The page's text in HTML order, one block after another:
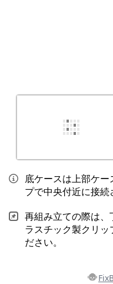
底ケースは上部ケ
プで中央付近に接続
再組み立ての際は
ラスチック製クリッ
ださい。